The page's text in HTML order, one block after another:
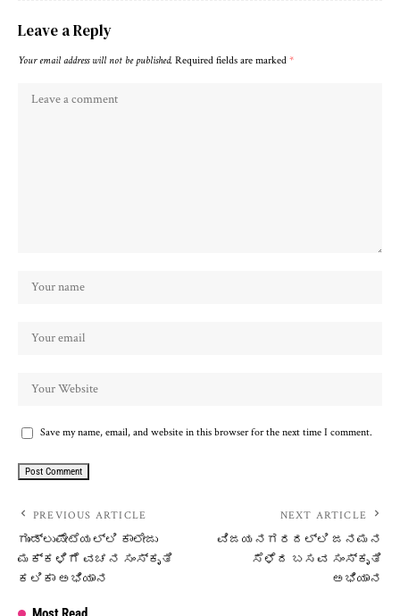
Leave a Reply
Your email address will not be published. Required fields are marked *
Save my name, email, and website in this browser for the next time I comment.
PREVIOUS ARTICLE
ಗುಂಡ್ಲುಪೇಟೆಯಲ್ಲಿ ಕಾಲೇಜು
ಮಕ್ಕಳಿಗೆ ವಚನ ಸಂಸ್ಕೃತಿ
ಕಲಿಕಾ ಅಭಿಯಾನ
NEXT ARTICLE
ವಿಜಯನಗರದಲ್ಲಿ ಜನಮನ
ಸೆಳೆದ ಬಸವ ಸಂಸ್ಕೃತಿ
ಅಭಿಯಾನ